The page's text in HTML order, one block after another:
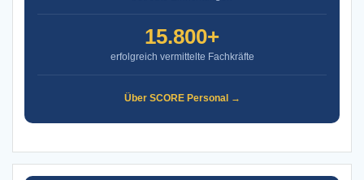
15.800+
erfolgreich vermittelte Fachkräfte
Über SCORE Personal →